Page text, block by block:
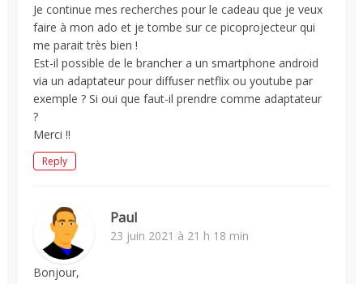
Je continue mes recherches pour le cadeau que je veux
faire à mon ado et je tombe sur ce picoprojecteur qui
me parait très bien !
Est-il possible de le brancher a un smartphone android
via un adaptateur pour diffuser netflix ou youtube par
exemple ? Si oui que faut-il prendre comme adaptateur
?
Merci !!
Reply
Paul
23 juin 2021 à 21 h 18 min
Bonjour,